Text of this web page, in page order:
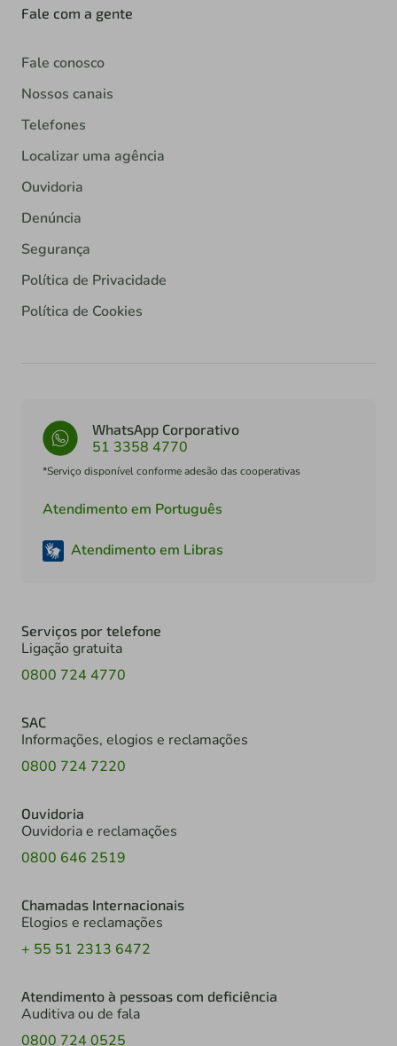
Fale com a gente
Fale conosco
Nossos canais
Telefones
Localizar uma agência
Ouvidoria
Denúncia
Segurança
Política de Privacidade
Política de Cookies
WhatsApp Corporativo
51 3358 4770
*Serviço disponível conforme adesão das cooperativas
Atendimento em Português
Atendimento em Libras
Serviços por telefone
Ligação gratuita
0800 724 4770
SAC
Informações, elogios e reclamações
0800 724 7220
Ouvidoria
Ouvidoria e reclamações
0800 646 2519
Chamadas Internacionais
Elogios e reclamações
+ 55 51 2313 6472
Atendimento à pessoas com deficiência
Auditiva ou de fala
0800 724 0525